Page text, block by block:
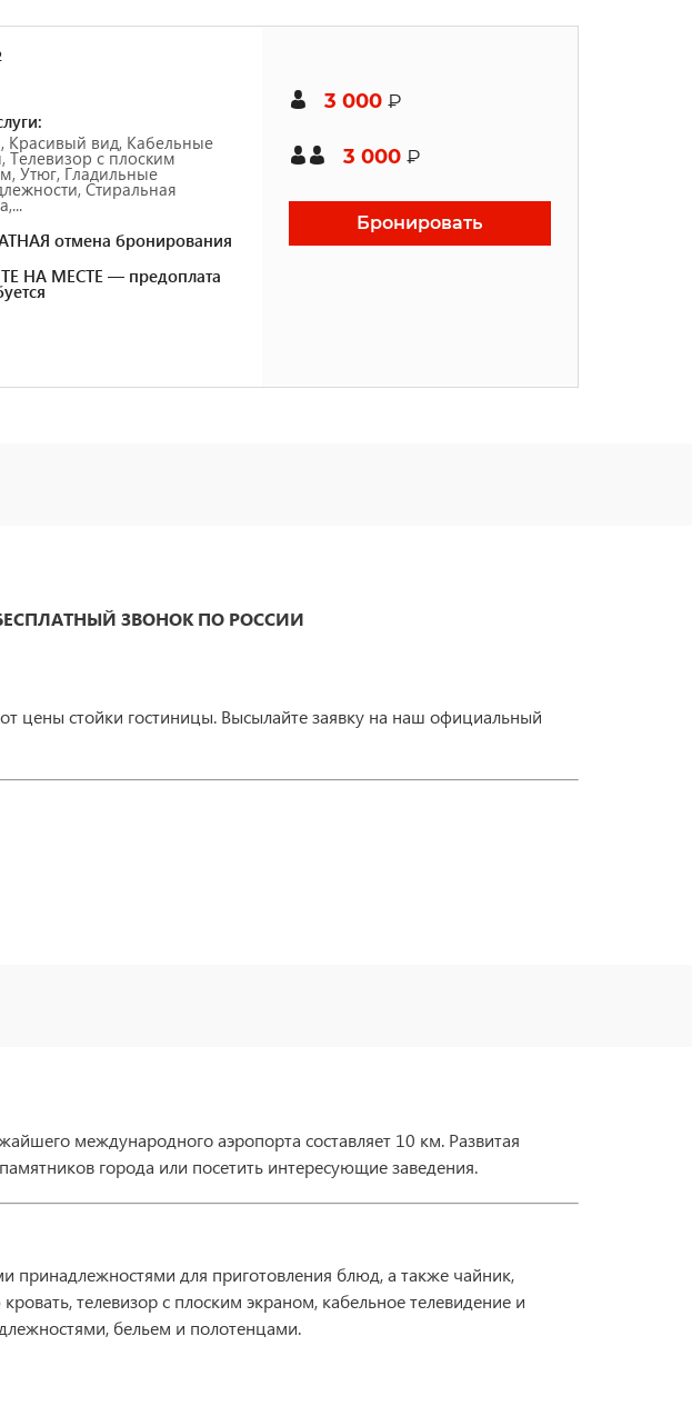
Красивый вид, Кабельные
Телевизор с плоским
Утюг, Гладильные
Стиральная
отмена бронирования
НА МЕСТЕ — предоплата
3 000 ₽
3 000 ₽
Бронировать
ЗВОНОК ПО РОССИИ
цены стойки гостиницы. Высылайте заявку на наш официальный
международного аэропорта составляет 10 км. Развитая
города или посетить интересующие заведения.
принадлежностями для приготовления блюд, а также чайник,
телевизор с плоским экраном, кабельное телевидение и
бельем и полотенцами.